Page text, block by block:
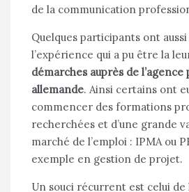
de la communication
Quelques participants ont
l’expérience qui a pu être la
démarches auprès de l’agence
allemande. Ainsi certains ont
commencer des formations
recherchées et d’une grande
marché de l’emploi : IPMA ou
exemple en gestion de projet.
Un souci récurrent est celui de